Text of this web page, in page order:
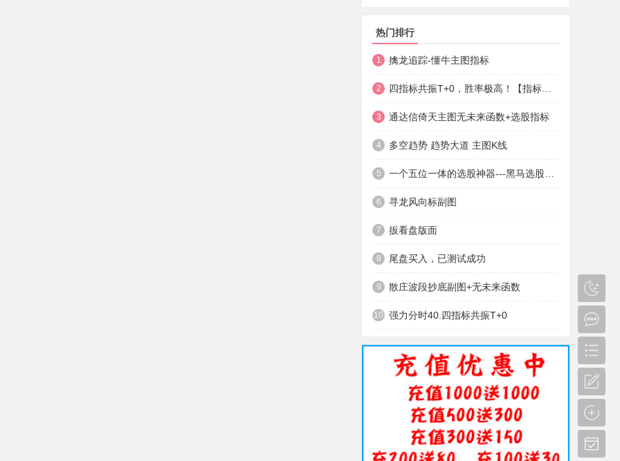
热门排行
1 擒龙追踪-懂牛主图指标
2
3 通达信倚天主图无未来函数+选股指标
4 多空趋势 趋势大道 主图K线
5
6 寻龙风向标副图
7 扳看盘版面
8 尾盘买入，已测试成功
9 散庄波段抄底副图+无未来函数
10 强力分时40.四指标共振T+0